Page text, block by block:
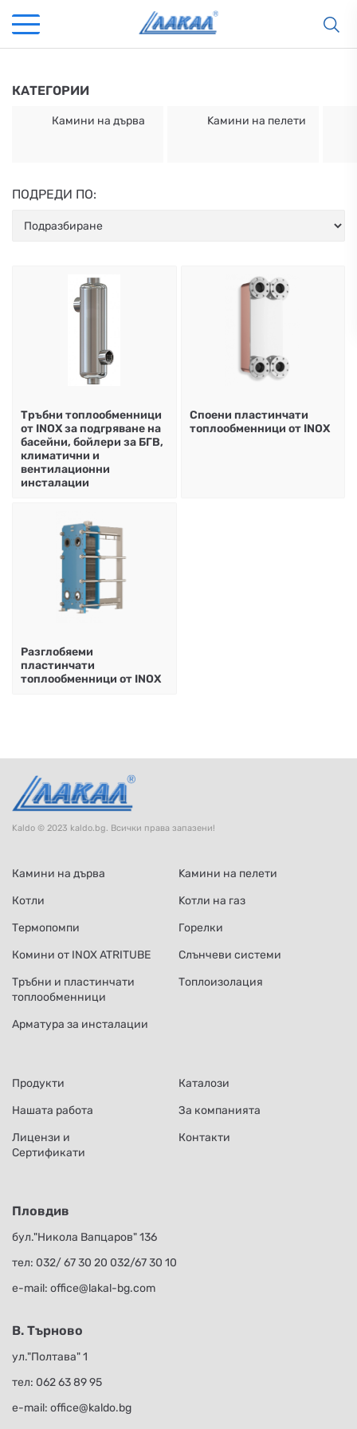
ДЪРВА
НА
ГАЗ
КАТЕГОРИИ
Камини на дърва Kамини на пелети
ПОДРЕДИ ПО:
Тръбни топлообменници
от INOX за подгряване на
басейни, бойлери за БГВ,
климатични и
вентилационни
инсталации
Споени пластинчати
топлообменници от INOX
Разглобяеми
пластинчати
топлообменници от INOX
Kaldo © 2023 kaldo.bg. Всички права запазени!
Камини на дърва
Kамини на пелети
Котли
Kотли на газ
Термопомпи
Горелки
Комини от INOX ATRITUBE
Слънчеви системи
Тръбни и пластинчати
топлообменници
Топлоизолация
Арматура за инсталации
Продукти
Каталози
Нашата работа
За компанията
Лицензи и
Сертификати
Контакти
Пловдив
бул."Никола Вапцаров" 136
тел: 032/ 67 30 20 032/67 30 10
е-mail: office@lakal-bg.com
В. Търново
ул."Полтава" 1
тел: 062 63 89 95
е-mail: office@kaldo.bg